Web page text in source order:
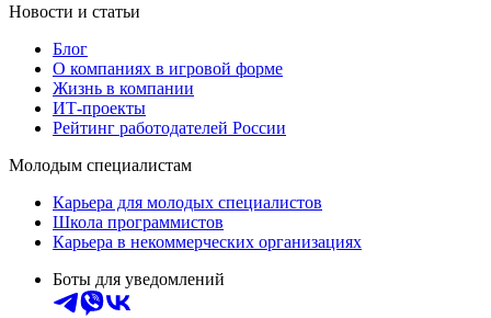
Новости и статьи
Блог
О компаниях в игровой форме
Жизнь в компании
ИТ-проекты
Рейтинг работодателей России
Молодым специалистам
Карьера для молодых специалистов
Школа программистов
Карьера в некоммерческих организациях
Боты для уведомлений